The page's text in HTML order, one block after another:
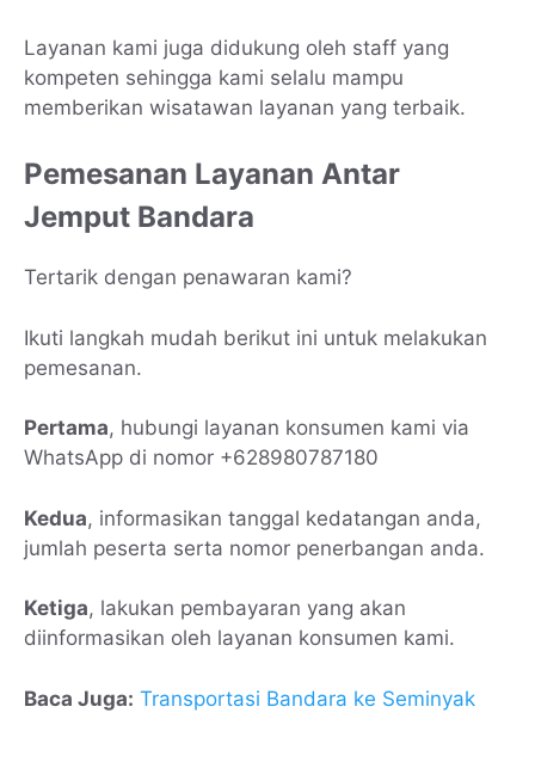
Layanan kami juga didukung oleh staff yang
kompeten sehingga kami selalu mampu
memberikan wisatawan layanan yang terbaik.
Pemesanan Layanan Antar
Jemput Bandara
Tertarik dengan penawaran kami?
Ikuti langkah mudah berikut ini untuk melakukan
pemesanan.
Pertama, hubungi layanan konsumen kami via
WhatsApp di nomor +628980787180
Kedua, informasikan tanggal kedatangan anda,
jumlah peserta serta nomor penerbangan anda.
Ketiga, lakukan pembayaran yang akan
diinformasikan oleh layanan konsumen kami.
Baca Juga: Transportasi Bandara ke Seminyak